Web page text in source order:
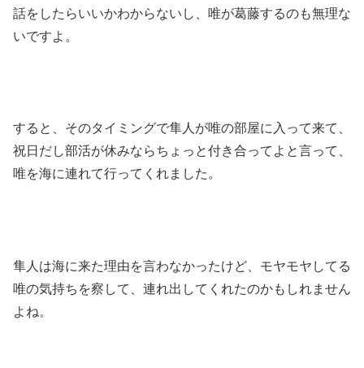
話をしたらいいかわからないし、唯が葛藤するのも無理な
いですよ。
すると、そのタイミングで隼人が唯の部屋に入って来て、
祝日だし部活が休みならちょっと付き合ってよと言って、
唯を海に連れて行ってくれました。
隼人は海に来た理由を言わなかったけど、モヤモヤしてる
唯の気持ちを察して、連れ出してくれたのかもしれません
よね。